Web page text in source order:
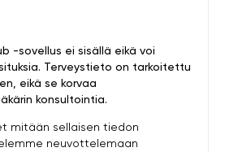
-sovellus ei sisällä eikä voi
Terveystieto on tarkoitettu
eikä se korvaa
konsultointia.
mitään sellaisen tiedon
neuvottelemaan